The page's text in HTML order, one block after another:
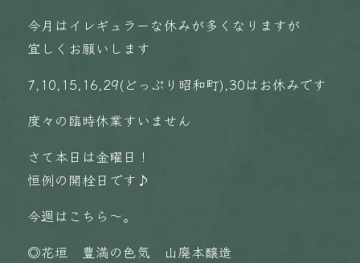
今月はイレギュラーな休みが多くなりますが
宜しくお願いします
7,10,15,16,29(どっぷり昭和町),30はお休みです️
度々の臨時休業すいません
さて本日は金曜日！
恒例の開栓日です♪
今週はこちら〜。
◎花垣 豊満の色気 山廃本醸造